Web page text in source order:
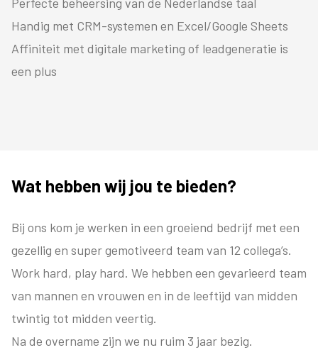
Handig met CRM-systemen en Excel/Google Sheets
Affiniteit met digitale marketing of leadgeneratie is
een plus
Wat hebben wij jou te bieden?
Bij ons kom je werken in een groeiend bedrijf met een
gezellig en super gemotiveerd team van 12 collega’s.
Work hard, play hard. We hebben een gevarieerd team
van mannen en vrouwen en in de leeftijd van midden
twintig tot midden veertig.
Na de overname zijn we nu ruim 3 jaar bezig.